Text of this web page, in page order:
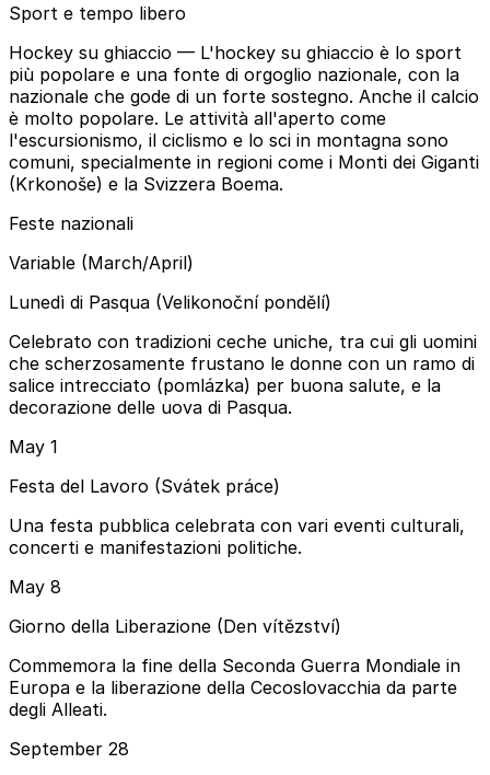
Sport e tempo libero
Hockey su ghiaccio — L'hockey su ghiaccio è lo sport
più popolare e una fonte di orgoglio nazionale, con la
nazionale che gode di un forte sostegno. Anche il calcio
è molto popolare. Le attività all'aperto come
l'escursionismo, il ciclismo e lo sci in montagna sono
comuni, specialmente in regioni come i Monti dei Giganti
(Krkonoše) e la Svizzera Boema.
Feste nazionali
Variable (March/April)
Lunedì di Pasqua (Velikonoční pondělí)
Celebrato con tradizioni ceche uniche, tra cui gli uomini
che scherzosamente frustano le donne con un ramo di
salice intrecciato (pomlázka) per buona salute, e la
decorazione delle uova di Pasqua.
May 1
Festa del Lavoro (Svátek práce)
Una festa pubblica celebrata con vari eventi culturali,
concerti e manifestazioni politiche.
May 8
Giorno della Liberazione (Den vítězství)
Commemora la fine della Seconda Guerra Mondiale in
Europa e la liberazione della Cecoslovacchia da parte
degli Alleati.
September 28